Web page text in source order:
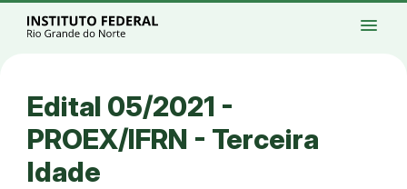
Ir para a página inicial
Ir para a busca
Alto contraste
Login da Área Administrativa
Acessibilidade
menu
Edital 05/2021 -
PROEX/IFRN - Terceira
Idade